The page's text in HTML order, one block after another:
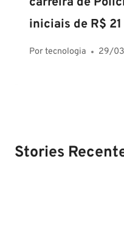
iniciais de R$
Portecnologia 29/
Stories